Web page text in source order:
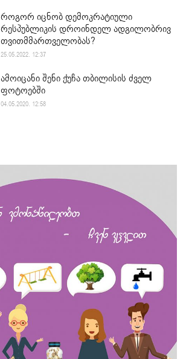
როგორ იცნობ დემოკრატიული
რესპუბლიკის დროინდელ ადგილობრივ
თვითმმართველობას?
25.05.2022. 12:37
ამოიცანი შენი ქუჩა თბილისის ძველ
ფოტოებში
04.05.2020. 12:58